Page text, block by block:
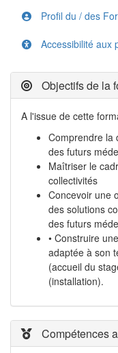
Profil du / des
Accessibilité aux
Objectifs de la
A l'issue de cette
Comprendre la
des futurs
Maîtriser le
collectivités
Concevoir une
des solutions
des futurs
• Construire
adaptée à son
(accueil du
(installation).
Compétences